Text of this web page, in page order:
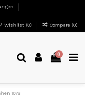
Wishlist (0) Compare (0)
0
1078